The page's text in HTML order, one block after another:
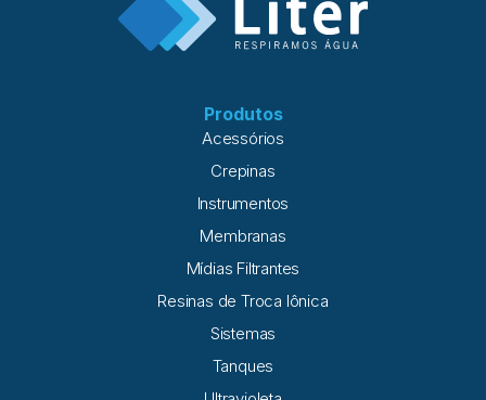
Produtos
Acessórios
Crepinas
Instrumentos
Membranas
Mídias Filtrantes
Resinas de Troca Iônica
Sistemas
Tanques